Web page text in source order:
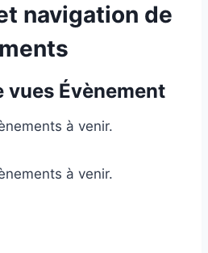
navigation de
vues Évènement
à venir.
à venir.